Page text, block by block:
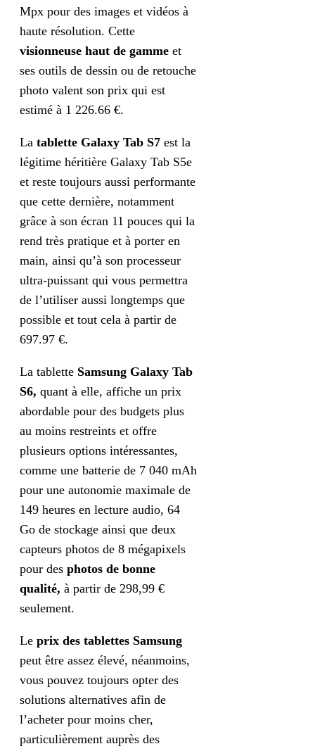
Mpx pour des images et vidéos à
haute résolution. Cette
visionneuse haut de gamme et
ses outils de dessin ou de retouche
photo valent son prix qui est
estimé à 1 226.66 €.
La tablette Galaxy Tab S7 est la
légitime héritière Galaxy Tab S5e
et reste toujours aussi performante
que cette dernière, notamment
grâce à son écran 11 pouces qui la
rend très pratique et à porter en
main, ainsi qu’à son processeur
ultra-puissant qui vous permettra
de l’utiliser aussi longtemps que
possible et tout cela à partir de
697.97 €.
La tablette Samsung Galaxy Tab
S6, quant à elle, affiche un prix
abordable pour des budgets plus
au moins restreints et offre
plusieurs options intéressantes,
comme une batterie de 7 040 mAh
pour une autonomie maximale de
149 heures en lecture audio, 64
Go de stockage ainsi que deux
capteurs photos de 8 mégapixels
pour des photos de bonne
qualité, à partir de 298,99 €
seulement.
Le prix des tablettes Samsung
peut être assez élevé, néanmoins,
vous pouvez toujours opter des
solutions alternatives afin de
l’acheter pour moins cher,
particulièrement auprès des